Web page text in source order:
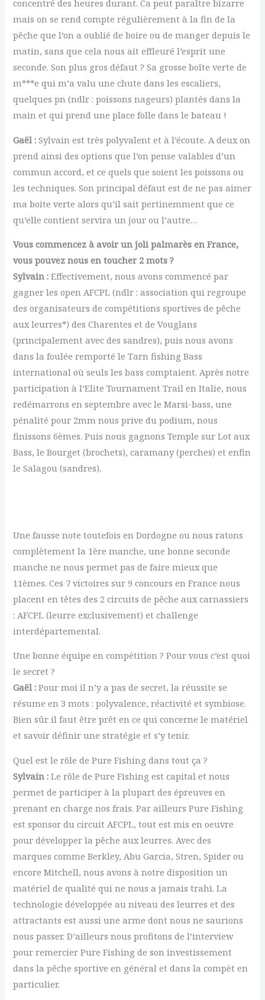
concentré des heures durant. Ca peut paraître bizarre
mais on se rend compte régulièrement à la fin de la
pêche que l’on a oublié de boire ou de manger depuis le
matin, sans que cela nous ait effleuré l’esprit une
seconde. Son plus gros défaut ? Sa grosse boîte verte de
m***e qui m’a valu une chute dans les escaliers,
quelques pn (ndlr : poissons nageurs) plantés dans la
main et qui prend une place folle dans le bateau !
Gaël :Sylvain est très polyvalent et à l’écoute. A deux on
prend ainsi des options que l’on pense valables d’un
commun accord, et ce quels que soient les poissons ou
les techniques. Son principal défaut est de ne pas aimer
ma boite verte alors qu’il sait pertinemment que ce
qu’elle contient servira un jour ou l’autre…
Vous commencez à avoir un joli palmarès en France,
vous pouvez nous en toucher 2 mots ?
Sylvain : Effectivement, nous avons commencé par
gagner les open AFCPL (ndlr : association qui regroupe
des organisateurs de compétitions sportives de pêche
aux leurres*) des Charentes et de Vouglans
(principalement avec des sandres), puis nous avons
dans la foulée remporté le Tarn fishing Bass
international où seuls les bass comptaient. Après notre
participation à l’Elite Tournament Trail en Italie, nous
redémarrons en septembre avec le Marsi-bass, une
pénalité pour 2mm nous prive du podium, nous
finissons 6èmes. Puis nous gagnons Temple sur Lot aux
Bass, le Bourget (brochets), caramany (perches) et enfin
le Salagou (sandres).
Une fausse note toutefois en Dordogne ou nous ratons
complètement la 1ère manche, une bonne seconde
manche ne nous permet pas de faire mieux que
11èmes. Ces 7 victoires sur 9 concours en France nous
placent en têtes des 2 circuits de pêche aux carnassiers
: AFCPL (leurre exclusivement) et challenge
interdépartemental.
Une bonne équipe en compétition ? Pour vous c’est quoi
le secret ?
Gaël : Pour moi il n’y a pas de secret, la réussite se
résume en 3 mots : polyvalence, réactivité et symbiose.
Bien sûr il faut être prêt en ce qui concerne le matériel
et savoir définir une stratégie et s’y tenir.
Quel est le rôle de Pure Fishing dans tout ça ?
Sylvain : Le rôle de Pure Fishing est capital et nous
permet de participer à la plupart des épreuves en
prenant en charge nos frais. Par ailleurs Pure Fishing
est sponsor du circuit AFCPL, tout est mis en oeuvre
pour développer la pêche aux leurres. Avec des
marques comme Berkley, Abu Garcia, Stren, Spider ou
encore Mitchell, nous avons à notre disposition un
matériel de qualité qui ne nous a jamais trahi. La
technologie développée au niveau des leurres et des
attractants est aussi une arme dont nous ne saurions
nous passer. D’ailleurs nous profitons de l’interview
pour remercier Pure Fishing de son investissement
dans la pêche sportive en général et dans la compèt en
particulier.